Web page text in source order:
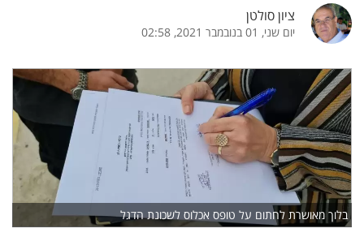
ציון סולטן
יום שני, 01 בנובמבר 2021, 02:58
בלוך מאושרת לחתום על טופס אכלוס לשכונת הדגל